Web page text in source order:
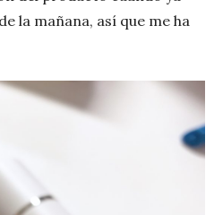
la mañana, así que me ha